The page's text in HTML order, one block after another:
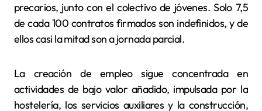
precarios, junto con el colectivo de jóvenes. Solo 7,5
de cada 100 contratos firmados son indefinidos, y de
ellos casi la mitad son a jornada parcial.
La creación de empleo sigue concentrada en
actividades de bajo valor añadido, impulsada por la
hostelería, los servicios auxiliares y la construcción,